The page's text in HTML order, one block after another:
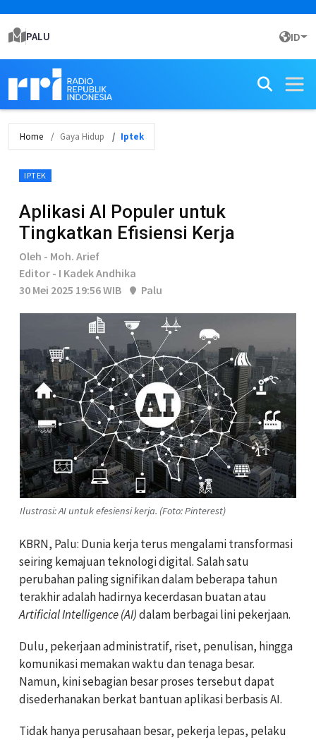
PALU ID
Home Gaya Hidup Iptek
IPTEK
Aplikasi AI Populer untuk
Tingkatkan Efisiensi Kerja
Oleh - Moh. Arief
Editor - I Kadek Andhika
30 Mei 2025 19:56 WIB
Palu
Ilustrasi: AI untuk efesiensi kerja. (Foto: Pinterest)
KBRN, Palu: Dunia kerja terus mengalami transformasi
seiring kemajuan teknologi digital. Salah satu
perubahan paling signifikan dalam beberapa tahun
terakhir adalah hadirnya kecerdasan buatan atau
Artificial Intelligence (AI)dalam berbagai lini pekerjaan.
Dulu, pekerjaan administratif, riset, penulisan, hingga
komunikasi memakan waktu dan tenaga besar.
Namun, kini sebagian besar proses tersebut dapat
disederhanakan berkat bantuan aplikasi berbasis AI.
Tidak hanya perusahaan besar, pekerja lepas, pelaku